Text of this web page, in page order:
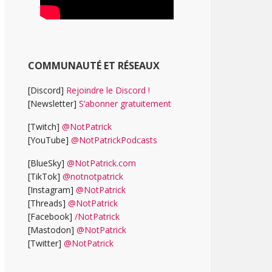
COMMUNAUTÉ ET RÉSEAUX
[Discord] Rejoindre le Discord !
[Newsletter] S’abonner gratuitement
[Twitch] @NotPatrick
[YouTube] @NotPatrickPodcasts
[BlueSky] @NotPatrick.com
[TikTok] @notnotpatrick
[Instagram] @NotPatrick
[Threads] @NotPatrick
[Facebook] /NotPatrick
[Mastodon] @NotPatrick
[Twitter] @NotPatrick